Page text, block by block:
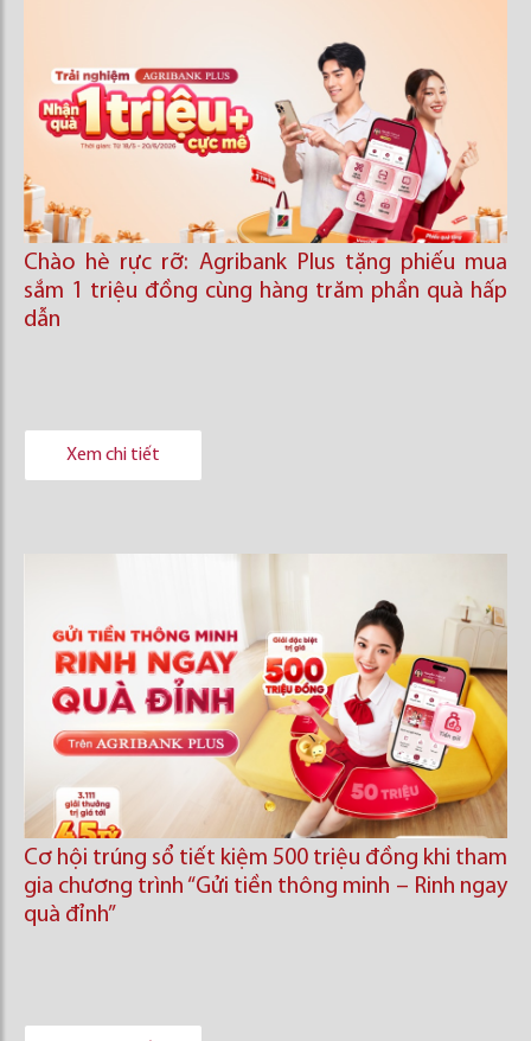
Chào hè rực rỡ: Agribank Plus tặng phiếu mua
sắm 1 triệu đồng cùng hàng trăm phần quà hấp
dẫn
Xem chi tiết
Cơ hội trúng sổ tiết kiệm 500 triệu đồng khi tham
gia chương trình “Gửi tiền thông minh – Rinh ngay
quà đỉnh”